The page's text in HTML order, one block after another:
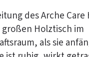
des Arche Care
Holztisch im
als sie